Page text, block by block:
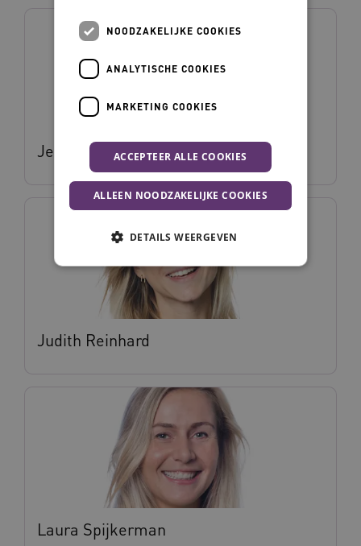
Jeroen Schumacher
Judith Reinhard
Laura Spijkerman
NOODZAKELIJKE COOKIES
ANALYTISCHE COOKIES
MARKETING COOKIES
ACCEPTEER ALLE COOKIES
ALLEEN NOODZAKELIJKE COOKIES
DETAILS WEERGEVEN
Noodzakelijke cookies
Analytische cookies
Marketing cookies
op uw privacy.
Provider
__Secure-ROLLOUT_TOKEN
.youtube.com
UMB_SESSION